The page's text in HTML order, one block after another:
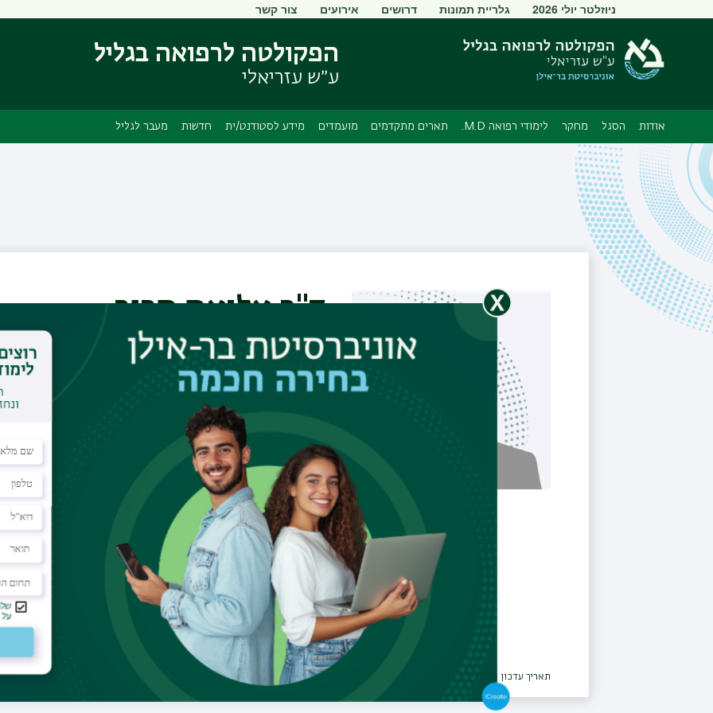
העיקרי
ניווט
תפריט
ניוזלטר יולי 2026 גלריית תמונות דרושים אירועים צור קשר
הפקולטה לרפואה בגליל
ע״ש עזריאלי
אודות הסגל מחקר לימודי רפואה M.D. תארים מתקדמים מועמדים מידע לסטודנט/ית חדשות מעבר לגליל
ד"ר אליאס סרור
מדריך קליני
דוא"ל srour@clalit.org.il
מחלקה
רפואת המשפחה
מרפאה
שירותי בריאות כללית, מחוז צפון
תאריך עדכון אחרון : 20/04/2026